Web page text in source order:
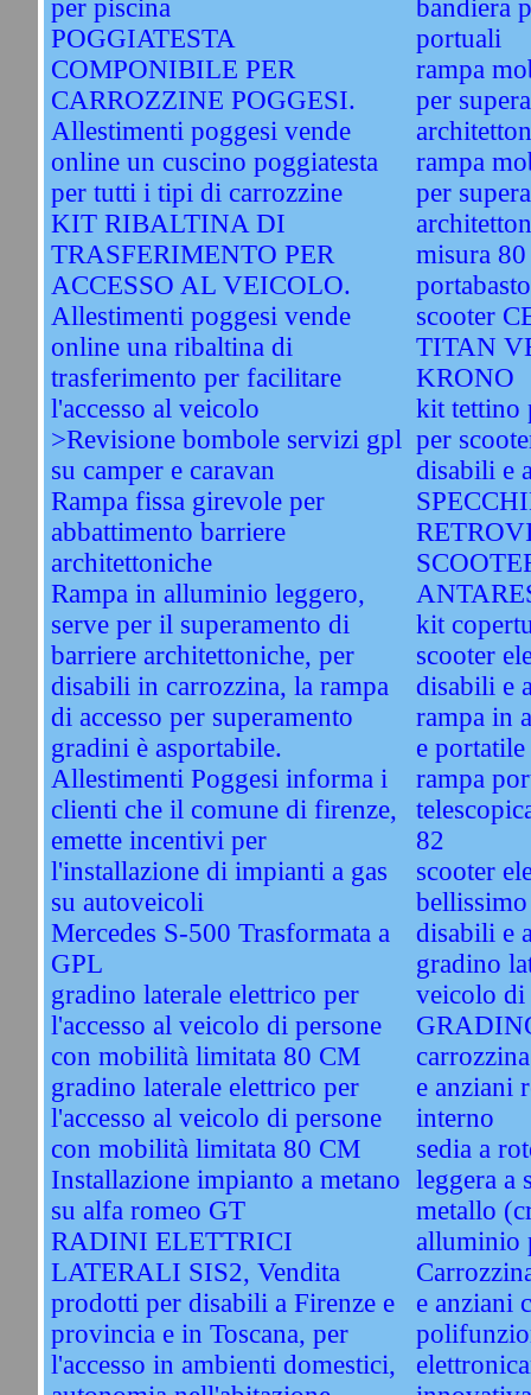
per piscina
POGGIATESTA
COMPONIBILE PER
CARROZZINE POGGESI.
Allestimenti poggesi vende
online un cuscino poggiatesta
per tutti i tipi di carrozzine
KIT RIBALTINA DI
TRASFERIMENTO PER
ACCESSO AL VEICOLO.
Allestimenti poggesi vende
online una ribaltina di
trasferimento per facilitare
l'accesso al veicolo
>Revisione bombole servizi gpl
su camper e caravan
Rampa fissa girevole per
abbattimento barriere
architettoniche
Rampa in alluminio leggero,
serve per il superamento di
barriere architettoniche, per
disabili in carrozzina, la rampa
di accesso per superamento
gradini è asportabile.
Allestimenti Poggesi informa i
clienti che il comune di firenze,
emette incentivi per
l'installazione di impianti a gas
su autoveicoli
Mercedes S-500 Trasformata a
GPL
gradino laterale elettrico per
l'accesso al veicolo di persone
con mobilità limitata 80 CM
gradino laterale elettrico per
l'accesso al veicolo di persone
con mobilità limitata 80 CM
Installazione impianto a metano
su alfa romeo GT
RADINI ELETTRICI
LATERALI SIS2, Vendita
prodotti per disabili a Firenze e
provincia e in Toscana, per
l'accesso in ambienti domestici,
bandiera
portuali
rampa
per
rampa
per
misura
scooter
TITAN
KRONO
kit tettino
per
disabili e
kit
scooter
disabili e
rampa in
e
rampa
82
scooter
disabili e
gradino
veicolo di
e anziani
interno
sedia a
leggera a
metallo
alluminio
e anziani